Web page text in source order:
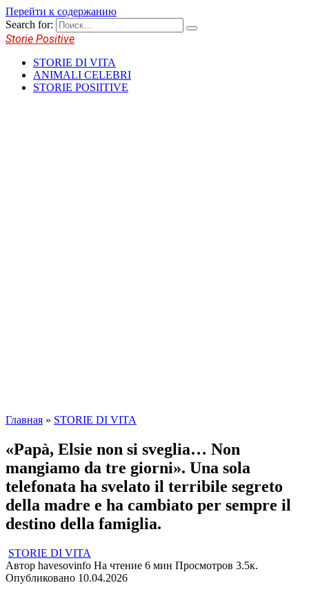
Перейти к содержанию
Search for:
Storie Positive
STORIE DI VITA
ANIMALI CELEBRI
STORIE POSIITIVE
Главная » STORIE DI VITA
«Papà, Elsie non si sveglia… Non
mangiamo da tre giorni». Una sola
telefonata ha svelato il terribile segreto
della madre e ha cambiato per sempre il
destino della famiglia.
STORIE DI VITA
Автор havesovinfo На чтение 6 мин Просмотров 3.5к.
Опубликовано 10.04.2026